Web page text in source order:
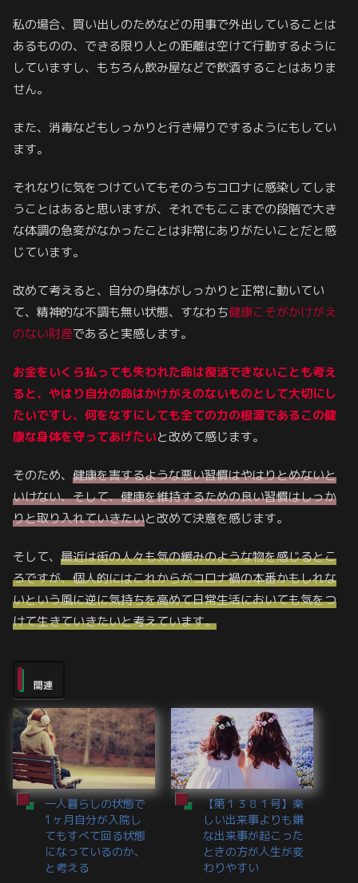
私の場合、買い出しのためなどの用事で外出していることは
あるものの、できる限り人との距離は空けて行動するように
していますし、もちろん飲み屋などで飲酒することはありま
せん。
また、消毒などもしっかりと行き帰りでするようにもしてい
ます。
それなりに気をつけていてもそのうちコロナに感染してしま
うことはあると思いますが、それでもここまでの段階で大き
な体調の急変がなかったことは非常にありがたいことだと感
じています。
改めて考えると、自分の身体がしっかりと正常に動いてい
て、精神的な不調も無い状態、すなわち健康こそがかけがえ
のない財産であると実感します。
お金をいくら払っても失われた命は復活できないことも考え
ると、やはり自分の命はかけがえのないものとして大切にし
たいですし、何をなすにしても全ての力の根源であるこの健
康な身体を守ってあげたいと改めて感じます。
そのため、 健康を害するような悪い習慣はやはりとめないと
いけない、そして、健康を維持するための良い習慣はしっか
りと取り入れていきたいと改めて決意を感じます。
そして、 最近は街の人々も気の緩みのような物を感じるとこ
ろですが、個人的にはこれからがコロナ禍の本番かもしれな
いという風に逆に気持ちを高めて日常生活においても気をつ
けて生きていきたいと考えています。
関連
一人暮らしの状態で
1ヶ月自分が入院し
てもすべて回る状態
になっているのか、
と考える
【第１３８１号】楽
しい出来事よりも嫌
な出来事が起こった
ときの方が人生が変
わりやすい